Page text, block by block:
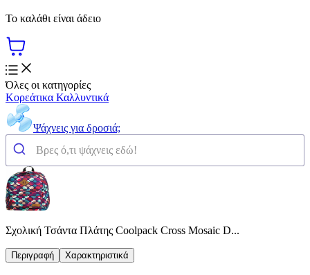
Το καλάθι είναι άδειο
Όλες οι κατηγορίες
Κορεάτικα Καλλυντικά
Ψάχνεις για δροσιά;
Σχολική Τσάντα Πλάτης Coolpack Cross Mosaic D...
Περιγραφή Χαρακτηριστικά